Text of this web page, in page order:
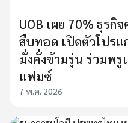
UOB เผย 70% ธุรกิ
สืบทอด เปิดตัวโปรแ
มั่งคั่งข้ามรุ่น ร่วมพรู
แฟมซ์
7 พ.ค. 2026